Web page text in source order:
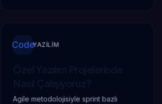
CodeYAZILIM
Agile metodolojisiyle sprint bazlı